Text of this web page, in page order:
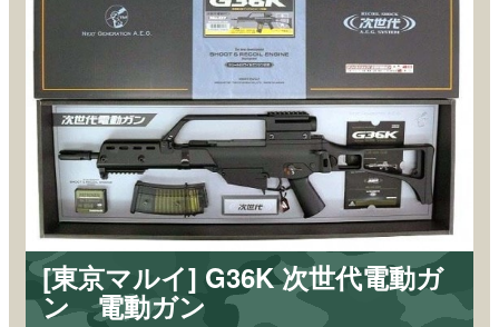
[東京マルイ] G36K 次世代電動ガ
ン 電動ガン